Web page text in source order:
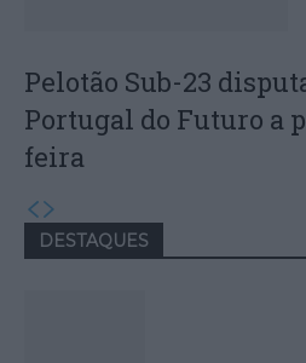
Pelotão Sub-23
Portugal do Futuro a
feira
DESTAQUES